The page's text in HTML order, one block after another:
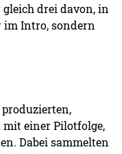
drei davon, in
im Intro, sondern
einer Pilotfolge,
Dabei sammelten